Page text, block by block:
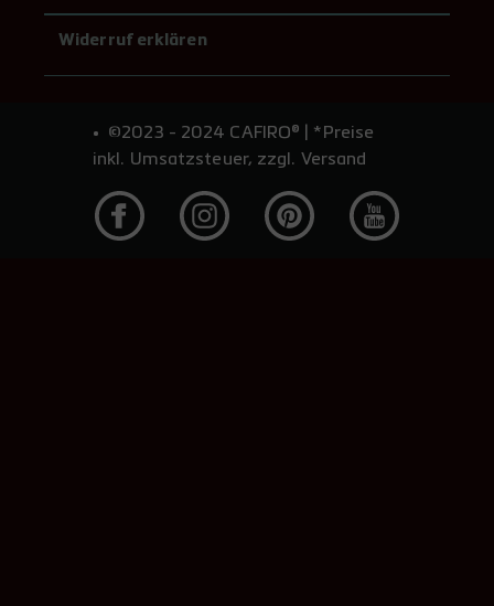
Widerruf erklären
©2023 - 2024 CAFIRO® | *Preise
inkl. Umsatzsteuer, zzgl. Versand